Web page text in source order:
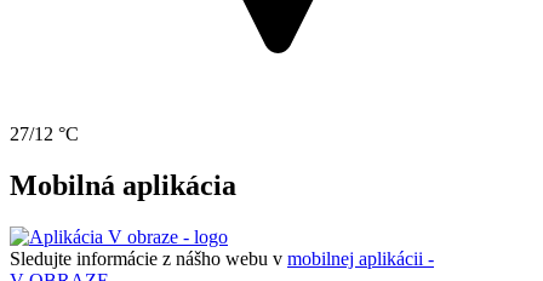
27/12 °C
Mobilná aplikácia
Sledujte informácie z nášho webu v mobilnej aplikácii -